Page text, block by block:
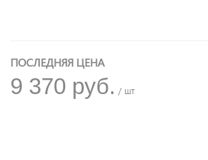
ПОСЛЕДНЯЯ ЦЕНА
9 370 руб. / шт